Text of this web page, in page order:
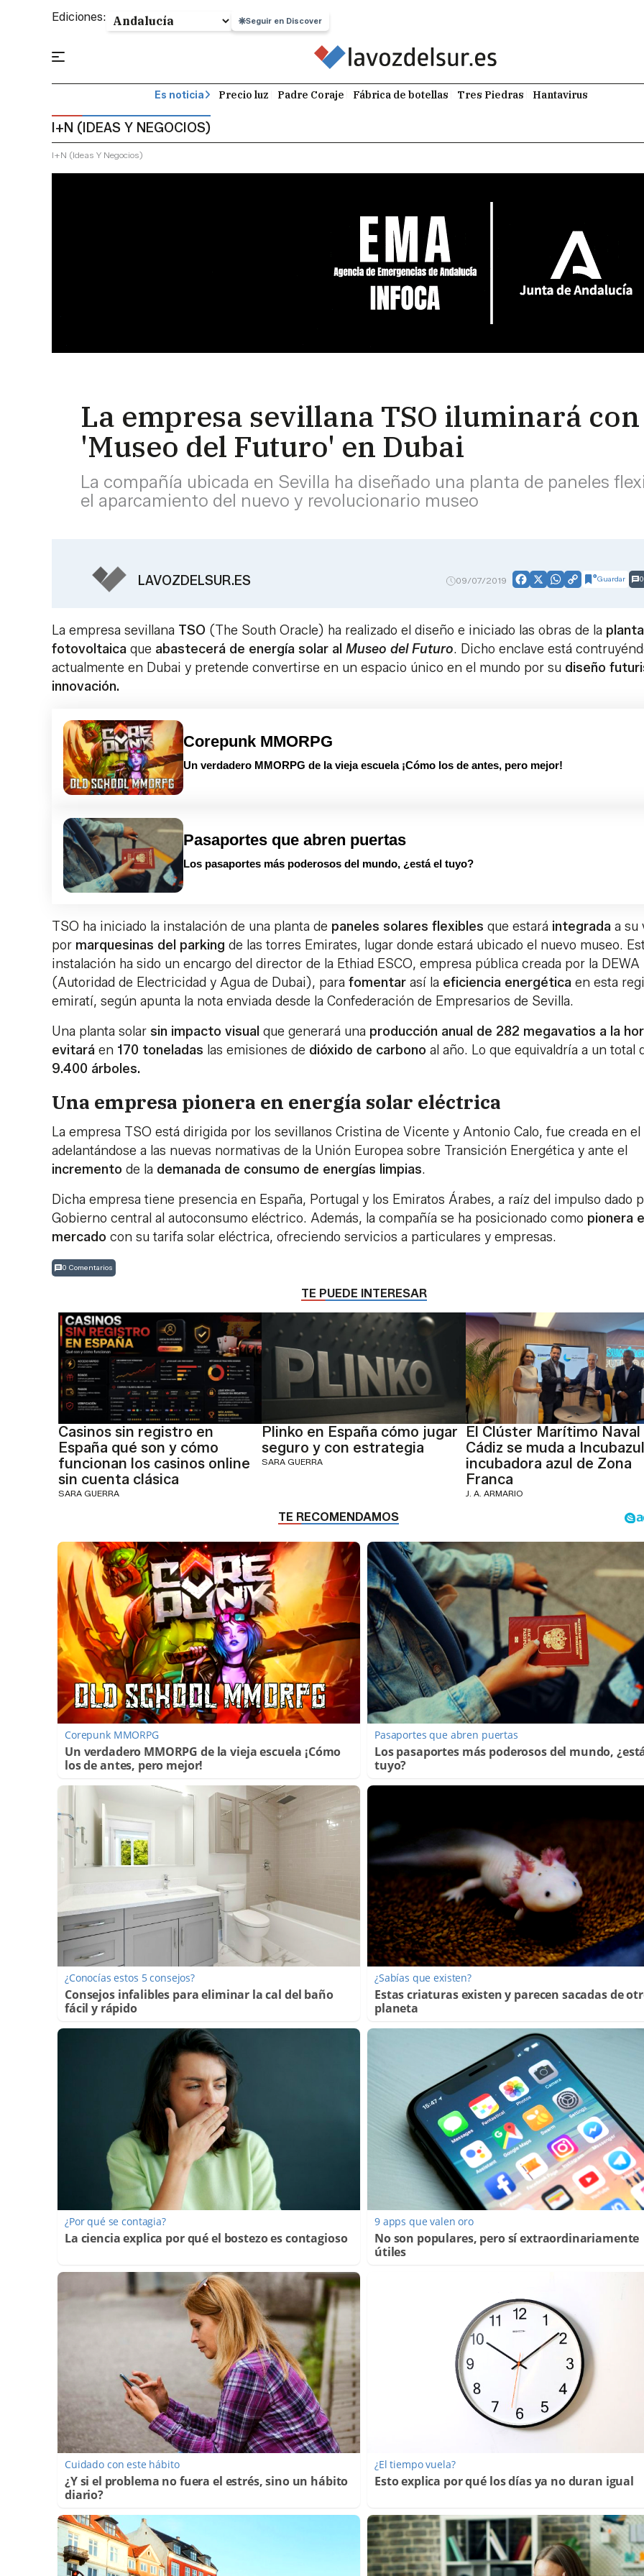
Ediciones: Seguir en Discover
Es noticia Precio luz Padre Coraje Fábrica de botellas Tres Piedras Hantavirus
I+N (IDEAS Y NEGOCIOS)
I+n (ideas Y Negocios)
La empresa sevillana TSO iluminará
'Museo del Futuro' en Dubai
La compañía ubicada en Sevilla ha diseñado una planta de paneles
el aparcamiento del nuevo y revolucionario museo
LAVOZDELSUR.ES 09/07/2019 Facebook
X WhatsApp
CopyGuardar 0
La empresa sevillana TSO (The South Oracle) ha realizado el diseño e iniciado las obras de la planta
fotovoltaica que abastecerá de energía solar al Museo del Futuro. Dicho enclave está
actualmente en Dubai y pretende convertirse en un espacio único en el mundo por su diseño
innovación.
Corepunk MMORPG
Un verdadero MMORPG de la vieja escuela ¡Cómo los de antes, pero mejor!
Pasaportes que abren puertas
Los pasaportes más poderosos del mundo, ¿está el tuyo?
TSO ha iniciado la instalación de una planta de paneles solares flexibles que estará integrada a su
por marquesinas del parking de las torres Emirates, lugar donde estará ubicado el nuevo museo.
instalación ha sido un encargo del director de la Ethiad ESCO, empresa pública creada por la DEWA
(Autoridad de Electricidad y Agua de Dubai), para fomentar así la eficiencia energética en esta
emiratí, según apunta la nota enviada desde la Confederación de Empresarios de Sevilla.
Una planta solar sin impacto visual que generará una producción anual de 282 megavatios a la
evitará en 170 toneladas las emisiones de dióxido de carbono al año. Lo que equivaldría a un total
9.400 árboles.
Una empresa pionera en energía solar eléctrica
La empresa TSO está dirigida por los sevillanos Cristina de Vicente y Antonio Calo, fue creada en el
adelantándose a las nuevas normativas de la Unión Europea sobre Transición Energética y ante el
incremento de la demanada de consumo de energías limpias.
Dicha empresa tiene presencia en España, Portugal y los Emiratos Árabes, a raíz del impulso dado
Gobierno central al autoconsumo eléctrico. Además, la compañía se ha posicionado como pionera
mercado con su tarifa solar eléctrica, ofreciendo servicios a particulares y empresas.
0 Comentarios
TE PUEDE INTERESAR
Casinos sin registro en
España qué son y cómo
funcionan los casinos online
sin cuenta clásica
SARA GUERRA
Plinko en España cómo jugar
seguro y con estrategia
SARA GUERRA
El Clúster Marítimo Naval
Cádiz se muda a
incubadora azul de Zona
Franca
J. A. ARMARIO
Corepunk MMORPG
Un verdadero MMORPG de la vieja escuela ¡Cómo
los de antes, pero mejor!
Pasaportes que abren puertas
Los pasaportes más poderosos del mundo,
tuyo?
¿Conocías estos 5 consejos?
Consejos infalibles para eliminar la cal del baño
fácil y rápido
¿Sabías que existen?
Estas criaturas existen y parecen sacadas de
planeta
¿Por qué se contagia?
La ciencia explica por qué el bostezo es contagioso
9 apps que valen oro
No son populares, pero sí extraordinariamente
útiles
Cuidado con este hábito
¿Y si el problema no fuera el estrés, sino un hábito
diario?
¿El tiempo vuela?
Esto explica por qué los días ya no duran igual